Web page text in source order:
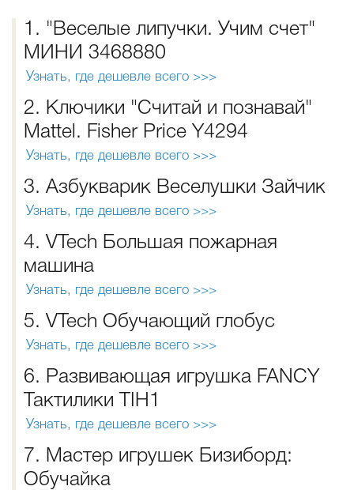
1. "Веселые липучки. Учим счет"
МИНИ 3468880
Узнать, где дешевле всего >>>
2. Ключики "Считай и познавай"
Mattel. Fisher Price Y4294
Узнать, где дешевле всего >>>
3. Азбукварик Веселушки Зайчик
Узнать, где дешевле всего >>>
4. VTech Большая пожарная
машина
Узнать, где дешевле всего >>>
5. VTech Обучающий глобус
Узнать, где дешевле всего >>>
6. Развивающая игрушка FANCY
Тактилики TIH1
Узнать, где дешевле всего >>>
7. Мастер игрушек Бизиборд:
Обучайка